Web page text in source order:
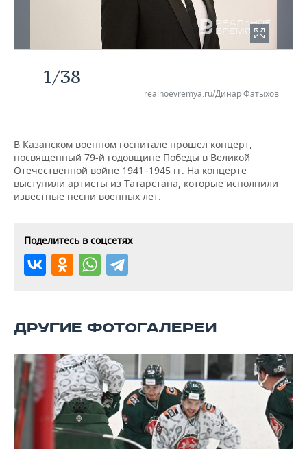
РОЗНИЧНАЯ ТОРГОВЛЯ
УСЛУГИ
НОВОСТИ ТЕХНОЛОГИЙ
МЕДИА
ТЕЛЕКОММУНИКАЦИИ
ВЫЕЗДНАЯ РЕДАКЦИЯ
БИЗНЕС-БРАНЧИ
ONLINE-КОНФЕРЕНЦИИ
ОТКРЫТАЯ ЛЕКЦИЯ
НОВОСТИ СПОРТА
ФУТБОЛ
ХОККЕЙ
БАСКЕТБОЛ
КИБЕРСПОРТ
ФИГУРНОЕ КАТАНИЕ
ОБЩЕСТВО
НОВОСТИ ОБЩЕСТВА
ВЛАСТЬ
ИНФРАСТРУКТУРА
КУЛЬТУРА
МЕДИЦИНА
ФОТОГАЛЕРЕЯ
СЮЖЕТЫ
СПРАВОЧНИК
СПИСОК КОМПАНИЙ
1/38
realnoevremya.ru/Динар Фатыхов
В Казанском военном госпитале прошел концерт,
посвященный 79-й годовщине Победы в Великой
Отечественной войне 1941–1945 гг. На концерте
выступили артисты из Татарстана, которые исполнили
известные песни военных лет.
Поделитесь в соцсетях
ДРУГИЕ ФОТОГАЛЕРЕИ